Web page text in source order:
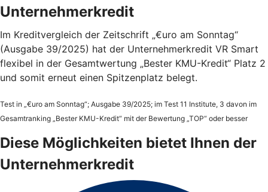
Unternehmerkredit
Im Kreditvergleich der Zeitschrift „€uro am Sonntag“
(Ausgabe 39/2025) hat der Unternehmerkredit VR Smart
flexibel in der Gesamtwertung „Bester KMU-Kredit“ Platz 2
und somit erneut einen Spitzenplatz belegt.
Test in „€uro am Sonntag“; Ausgabe 39/2025; im Test 11 Institute, 3 davon im
Gesamtranking „Bester KMU-Kredit“ mit der Bewertung „TOP“ oder besser
Diese Möglichkeiten bietet Ihnen der
Unternehmerkredit